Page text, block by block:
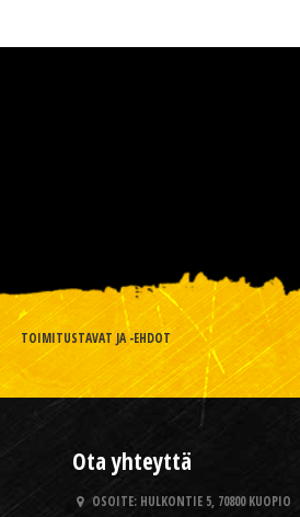
TOIMITUSTAVAT JA -EHDOT
Ota yhteyttä
OSOITE: HULKONTIE 5, 70800 KUOPIO